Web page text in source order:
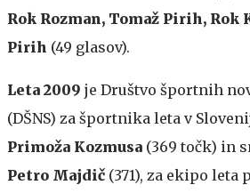
Rok Rozman, Tomaž Pirih,
Pirih (49 glasov).
Leta 2009 je Društvo športnih
(DŠNS) za športnika leta v
Primoža Kozmusa (369 točk) in
Petro Majdič (371), za ekipo leta